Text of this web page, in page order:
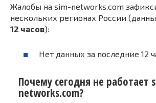
Жалобы на sim-networks.com
нескольких регионах России
12 часов):
Нет данных за последние 12
Почему сегодня не работает
networks.com?